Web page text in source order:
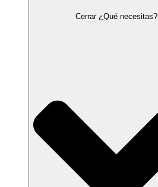
Cerrar ¿Qué necesitas?